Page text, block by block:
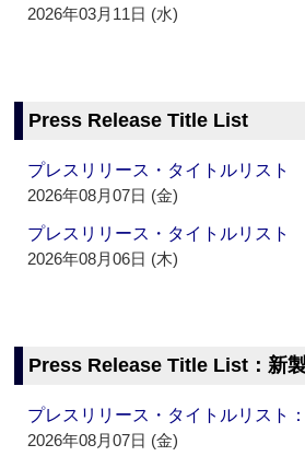
2026年03月11日 (水)
Press Release Title List
プレスリリース・タイトルリスト
2026年08月07日 (金)
プレスリリース・タイトルリスト
2026年08月06日 (木)
Press Release Title List：新
プレスリリース・タイトルリスト
2026年08月07日 (金)